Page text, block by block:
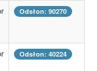
Odsłon: 90270
Odsłon: 40224